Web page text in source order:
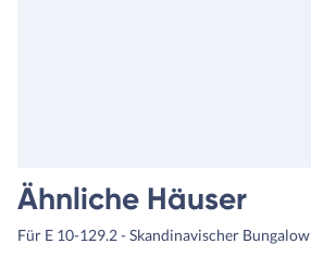
Ähnliche Häuser
Für E 10-129.2 - Skandinavischer Bungalow